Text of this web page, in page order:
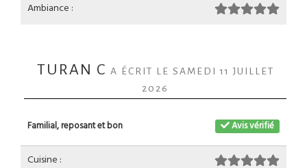
Ambiance :
TURAN C A ÉCRIT LE SAMEDI 11 JUILLET
2026
Avis vérifié
Familial, reposant et bon
Cuisine :